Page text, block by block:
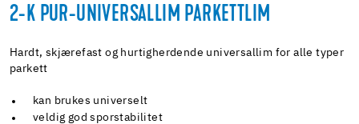
2-K PUR-UNIVERSALLIM PARKETTLIM
Hardt, skjærefast og hurtigherdende universallim for alle typer
parkett
kan brukes universelt
veldig god sporstabilitet